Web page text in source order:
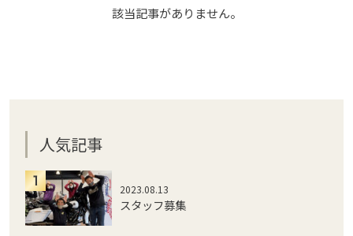
該当記事がありません。
人気記事
2023.08.13
スタッフ募集